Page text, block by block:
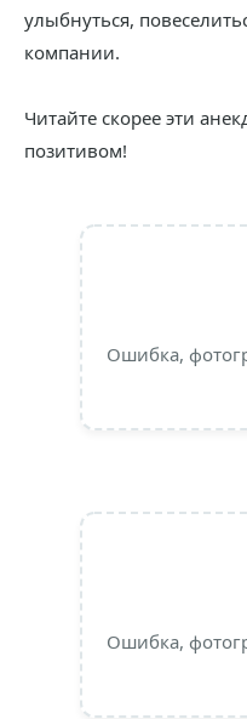
улыбнуться,
компании.
Читайте скорее эти
позитивом!
Ошибка,
Ошибка,